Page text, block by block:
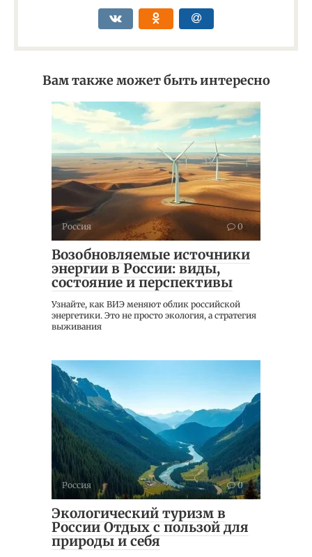
Вам также может быть интересно
Россия 0
Возобновляемые источники
энергии в России: виды,
состояние и перспективы
Узнайте, как ВИЭ меняют облик российской
энергетики. Это не просто экология, а стратегия
выживания
Россия 0
Экологический туризм в
России Отдых с пользой для
природы и себя